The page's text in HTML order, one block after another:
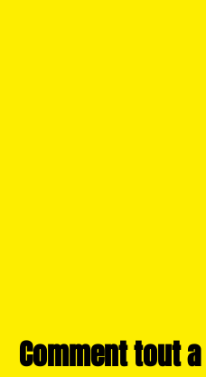
Comment tout